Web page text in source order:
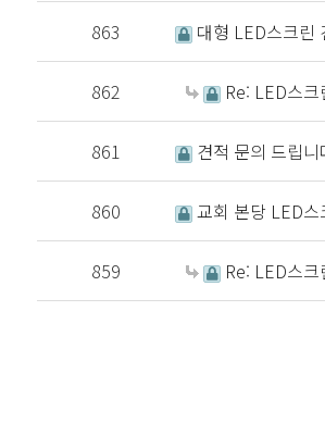
863 대형 LED스크린
862 Re: LED스크
861 견적 문의 드립니
860 교회 본당 LED
859 Re: LED스